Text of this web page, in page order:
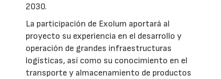
2030.
La participación de Exolum aportará al
proyecto su experiencia en el desarrollo y
operación de grandes infraestructuras
logísticas, así como su conocimiento en el
transporte y almacenamiento de productos